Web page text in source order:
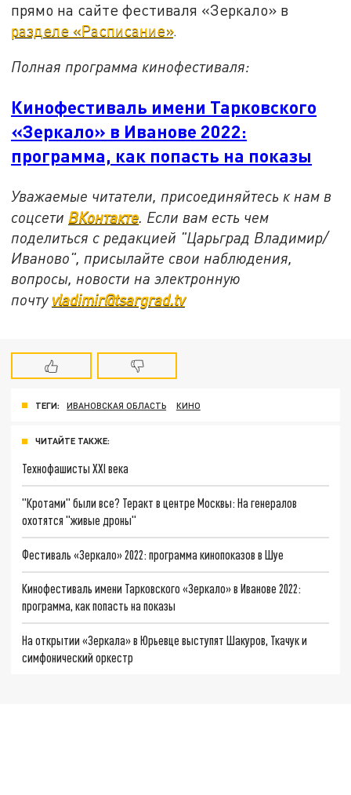
прямо на сайте фестиваля «Зеркало» в
разделе «Расписание».
Полная программа кинофестиваля:
Кинофестиваль имени Тарковского
«Зеркало» в Иванове 2022:
программа, как попасть на показы
Уважаемые читатели, присоединяйтесь к нам в
соцсети ВКонтакте. Если вам есть чем
поделиться с редакцией "Царьград Владимир/
Иваново", присылайте свои наблюдения,
вопросы, новости на электронную
почту vladimir@tsargrad.tv
ТЕГИ: ИВАНОВСКАЯ ОБЛАСТЬ КИНО
ЧИТАЙТЕ ТАКЖЕ:
Технофашисты XXI века
"Кротами" были все? Теракт в центре Москвы: На генералов
охотятся "живые дроны"
Фестиваль «Зеркало» 2022: программа кинопоказов в Шуе
Кинофестиваль имени Тарковского «Зеркало» в Иванове 2022:
программа, как попасть на показы
На открытии «Зеркала» в Юрьевце выступят Шакуров, Ткачук и
симфонический оркестр